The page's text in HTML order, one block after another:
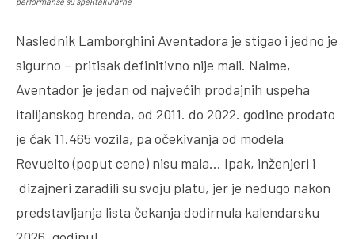
Naslednik Lamborghini Aventadora je stigao i jedno je
sigurno – pritisak definitivno nije mali. Naime,
Aventador je jedan od najvećih prodajnih uspeha
italijanskog brenda, od 2011. do 2022. godine prodato
je čak 11.465 vozila, pa očekivanja od modela
Revuelto (poput cene) nisu mala… Ipak, inženjeri i
dizajneri zaradili su svoju platu, jer je nedugo nakon
predstavljanja lista čekanja dodirnula kalendarsku